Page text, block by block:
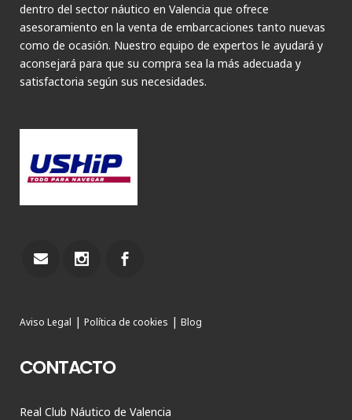
dentro del sector náutico en Valencia que ofrece
asesoramiento en la venta de embarcaciones tanto nuevas
como de ocasión. Nuestro equipo de expertos le ayudará y
aconsejará para que su compra sea la más adecuada y
satisfactoria según sus necesidades.
Aviso Legal | Política de cookies | Blog
CONTACTO
Real Club Náutico de Valencia